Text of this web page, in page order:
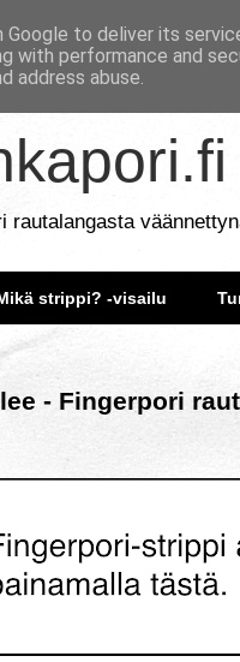
rautalangasta
strippi? -visailu
- Fingerpori
to deliver its
with performance and
address abuse.